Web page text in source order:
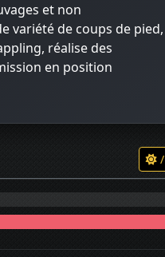
et non
variété de coups de pied,
réalise des
en position
/